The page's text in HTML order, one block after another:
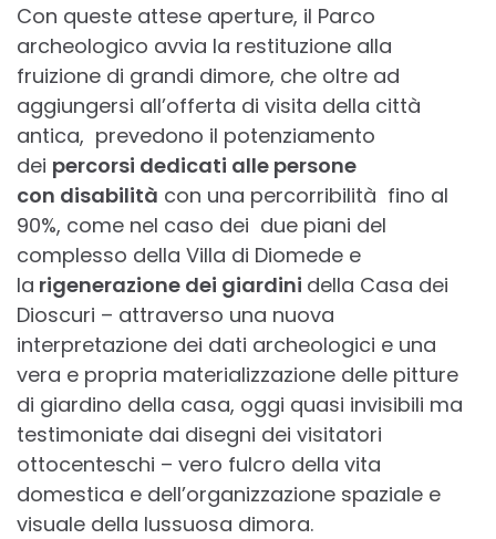
Con queste attese aperture, il Parco
archeologico avvia la restituzione alla
fruizione di grandi dimore, che oltre ad
aggiungersi all’offerta di visita della città
antica, prevedono il potenziamento
dei percorsi dedicati alle persone
con disabilità con una percorribilità fino al
90%, come nel caso dei due piani del
complesso della Villa di Diomede e
la rigenerazione dei giardini della Casa dei
Dioscuri – attraverso una nuova
interpretazione dei dati archeologici e una
vera e propria materializzazione delle pitture
di giardino della casa, oggi quasi invisibili ma
testimoniate dai disegni dei visitatori
ottocenteschi – vero fulcro della vita
domestica e dell’organizzazione spaziale e
visuale della lussuosa dimora.